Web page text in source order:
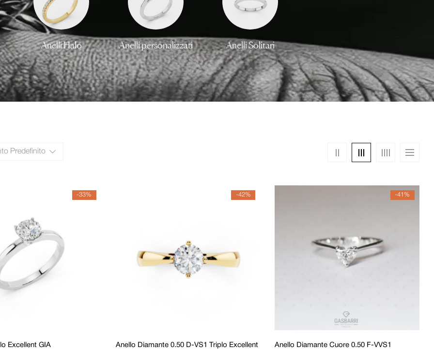
Anelli Halo Anelli personalizzati Anelli Solitari Anelli Trilogy
Predefinito
-33%
Excellent GIA
-42%
Anello Diamante 0.50 D-VS1 Triplo Excellent
-41%
Anello Diamante Cuore 0.50 F-VVS1